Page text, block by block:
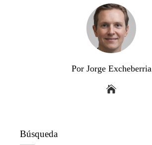
Por Jorge Excheberria
Búsqueda